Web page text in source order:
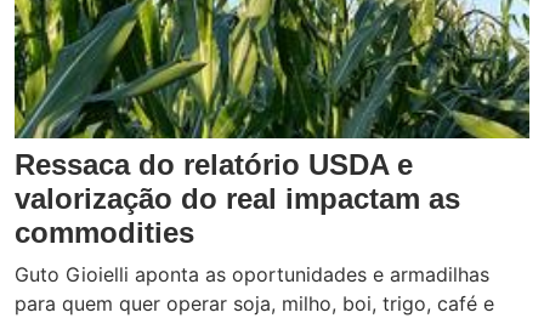
Ressaca do relatório USDA e
valorização do real impactam as
commodities
Guto Gioielli aponta as oportunidades e armadilhas
para quem quer operar soja, milho, boi, trigo, café e